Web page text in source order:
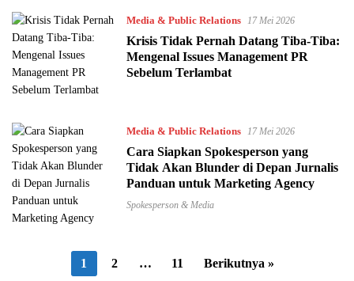
Media & Public Relations 17 Mei 2026
Krisis Tidak Pernah Datang Tiba-Tiba:
Mengenal Issues Management PR
Sebelum Terlambat
Media & Public Relations 17 Mei 2026
Cara Siapkan Spokesperson yang
Tidak Akan Blunder di Depan Jurnalis
Panduan untuk Marketing Agency
Spokesperson & Media
1 2 … 11 Berikutnya »